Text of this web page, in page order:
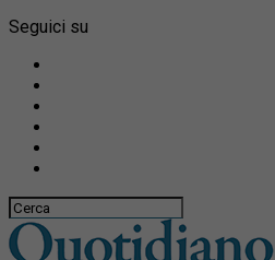
Seguici su